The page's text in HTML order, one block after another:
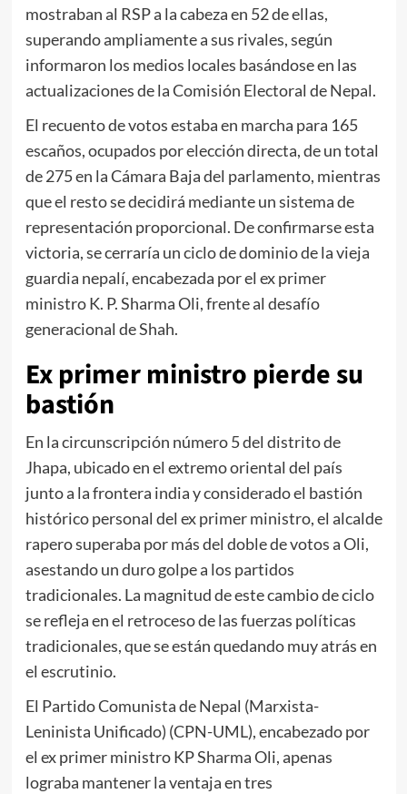
mostraban al RSP a la cabeza en 52 de ellas,
superando ampliamente a sus rivales, según
informaron los medios locales basándose en las
actualizaciones de la Comisión Electoral de Nepal.
El recuento de votos estaba en marcha para 165
escaños, ocupados por elección directa, de un total
de 275 en la Cámara Baja del parlamento, mientras
que el resto se decidirá mediante un sistema de
representación proporcional. De confirmarse esta
victoria, se cerraría un ciclo de dominio de la vieja
guardia nepalí, encabezada por el ex primer
ministro K. P. Sharma Oli, frente al desafío
generacional de Shah.
Ex primer ministro pierde su
bastión
En la circunscripción número 5 del distrito de
Jhapa, ubicado en el extremo oriental del país
junto a la frontera india y considerado el bastión
histórico personal del ex primer ministro, el alcalde
rapero superaba por más del doble de votos a Oli,
asestando un duro golpe a los partidos
tradicionales. La magnitud de este cambio de ciclo
se refleja en el retroceso de las fuerzas políticas
tradicionales, que se están quedando muy atrás en
el escrutinio.
El Partido Comunista de Nepal (Marxista-
Leninista Unificado) (CPN-UML), encabezado por
el ex primer ministro KP Sharma Oli, apenas
lograba mantener la ventaja en tres